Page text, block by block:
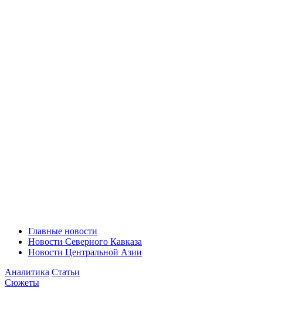
Главные новости
Новости Северного Кавказа
Новости Центральной Азии
Аналитика Статьи
Сюжеты